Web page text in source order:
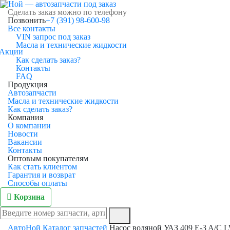
Сделать заказ можно по телефону
Позвонить+7 (391) 98-600-98
Все контакты
VIN запрос под заказ
Масла и технические жидкости
Как сделать заказ?
Контакты
FAQ
Продукция
Автозапчасти
Масла и технические жидкости
Как сделать заказ?
Компания
О компании
Новости
Вакансии
Контакты
Оптовым покупателям
Как стать клиентом
Гарантия и возврат
Способы оплаты
Корзина
АвтоНой Каталог запчастей Насос водяной УАЗ 409 E-3 A/C